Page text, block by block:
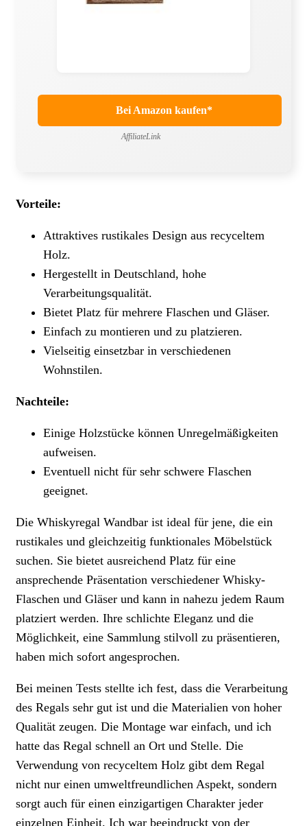
Bei Amazon kaufen*
AffiliateLink
Vorteile:
Attraktives rustikales Design aus recyceltem
Holz.
Hergestellt in Deutschland, hohe
Verarbeitungsqualität.
Bietet Platz für mehrere Flaschen und Gläser.
Einfach zu montieren und zu platzieren.
Vielseitig einsetzbar in verschiedenen
Wohnstilen.
Nachteile:
Einige Holzstücke können Unregelmäßigkeiten
aufweisen.
Eventuell nicht für sehr schwere Flaschen
geeignet.
Die Whiskyregal Wandbar ist ideal für jene, die ein
rustikales und gleichzeitig funktionales Möbelstück
suchen. Sie bietet ausreichend Platz für eine
ansprechende Präsentation verschiedener Whisky-
Flaschen und Gläser und kann in nahezu jedem Raum
platziert werden. Ihre schlichte Eleganz und die
Möglichkeit, eine Sammlung stilvoll zu präsentieren,
haben mich sofort angesprochen.
Bei meinen Tests stellte ich fest, dass die Verarbeitung
des Regals sehr gut ist und die Materialien von hoher
Qualität zeugen. Die Montage war einfach, und ich
hatte das Regal schnell an Ort und Stelle. Die
Verwendung von recyceltem Holz gibt dem Regal
nicht nur einen umweltfreundlichen Aspekt, sondern
sorgt auch für einen einzigartigen Charakter jeder
einzelnen Einheit. Ich war beeindruckt von der